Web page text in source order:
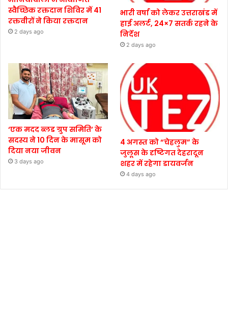
स्वैच्छिक रक्तदान शिविर में 41
रक्तवीरों ने किया रक्तदान
2 days ago
भारी वर्षा को लेकर उत्तराखंड में
हाई अलर्ट, 24×7 सतर्क रहने के
निर्देश
2 days ago
‘एक मदद ब्लड ग्रुप समिति’ के
सदस्य ने 10 दिन के मासूम को
दिया नया जीवन
3 days ago
4 अगस्त को “चेहलुम” के
जुलूस के दृष्टिगत देहरादून
शहर में रहेगा डायवर्जन
4 days ago